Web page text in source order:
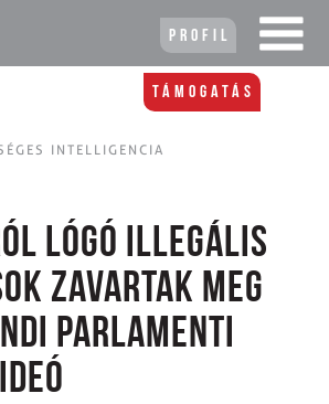
Profil
Támogatás
INTELLIGENCIA
lógó illegális
zavartak meg
parlamenti